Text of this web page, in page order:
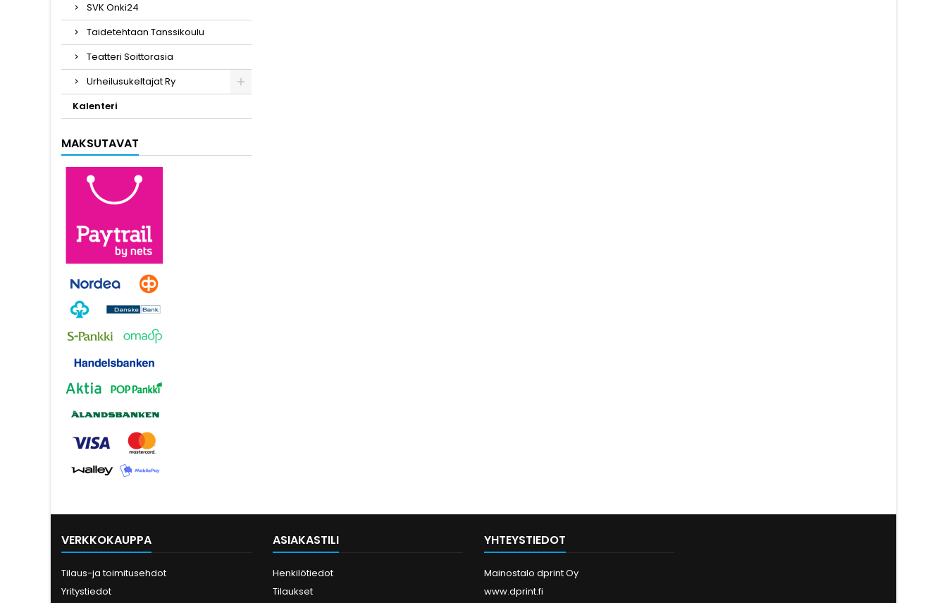
SVK Onki24
Taidetehtaan Tanssikoulu
Teatteri Soittorasia
Urheilusukeltajat Ry
Kalenteri
MAKSUTAVAT
VERKKOKAUPPA
Tilaus-ja toimitusehdot
Yritystiedot
ASIAKASTILI
Henkilötiedot
Tilaukset
YHTEYSTIEDOT
Mainostalo dprint Oy
www.dprint.fi